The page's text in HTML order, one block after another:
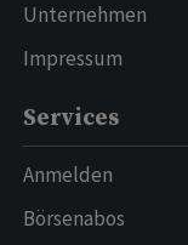
Unternehmen
Impressum
Services
Anmelden
Börsenabos